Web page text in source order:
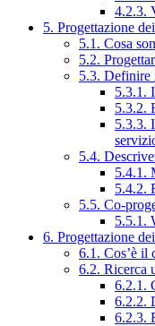
4.2.3.
5. Progettazione
5.1. Cosa
5.2.
5.3. Definire
5.3.1.
5.3.2.
5.3.3.
5.4.
5.4.1.
5.4.2.
5.5. Co-
5.5.1.
6. Progettazione
6.1. Cos’è il
6.2. Ricerca
6.2.1.
6.2.2.
6.2.3.